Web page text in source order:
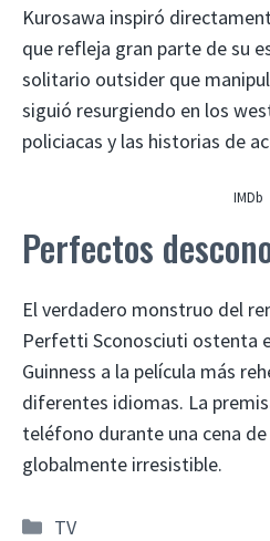
Kurosawa inspiró
que refleja gran parte de su
solitario outsider que
siguió resurgiendo en los
policiacas y las historias de
IMDb
Perfectos
El verdadero monstruo del
Perfetti Sconosciuti ostenta
Guinness a la película más
diferentes idiomas. La
teléfono durante una cena
globalmente irresistible.
Categorías
TV